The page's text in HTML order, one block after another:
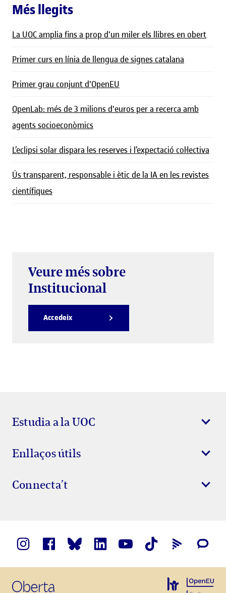
Més llegits
La UOC amplia fins a prop d'un miler els llibres en obert
Primer curs en línia de llengua de signes catalana
Primer grau conjunt d'OpenEU
OpenLab: més de 3 milions d'euros per a recerca amb
agents socioeconòmics
L’eclipsi solar dispara les reserves i l’expectació col·lectiva
Ús transparent, responsable i ètic de la IA en les revistes
científiques
Veure més sobre
Institucional
Accedeix
Estudia a la UOC
Enllaços útils
Connecta’t